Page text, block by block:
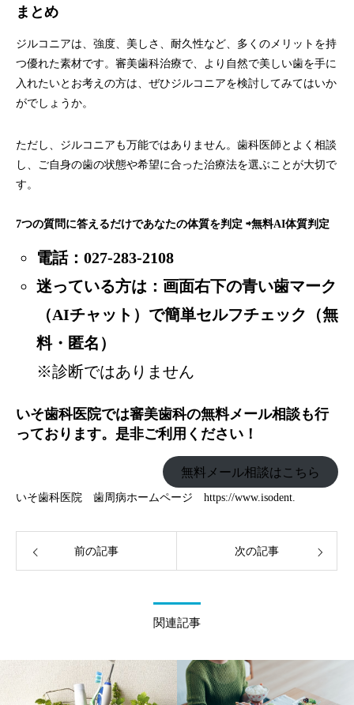
まとめ
ジルコニアは、強度、美しさ、耐久性など、多くのメリットを持
つ優れた素材です。審美歯科治療で、より自然で美しい歯を手に
入れたいとお考えの方は、ぜひジルコニアを検討してみてはいか
がでしょうか。
ただし、ジルコニアも万能ではありません。歯科医師とよく相談
し、ご自身の歯の状態や希望に合った治療法を選ぶことが大切で
す。
7つの質問に答えるだけであなたの体質を判定 ⇨無料AI体質判定
電話： 027-283-2108
迷っている方は：画面右下の青い歯マーク
（AIチャット）で簡単セルフチェック（無
料・匿名）
※診断ではありません
いそ歯科医院では審美歯科の無料メール相談も行
っております。是非ご利用ください！
無料メール相談はこちら
いそ歯科医院 歯周病ホームページ https://www.isodent.
前の記事 次の記事
関連記事